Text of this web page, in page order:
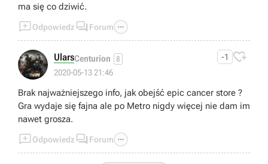
ma się co dziwić.
Odpowiedz  Forum 
UlarsCenturion 8
2020-05-13 21:46
-1 
Brak najważniejszego info, jak obejść epic cancer store ?
Gra wydaje się fajna ale po Metro nigdy więcej nie dam im
nawet grosza.
Odpowiedz  Forum 